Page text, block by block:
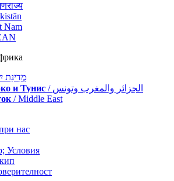
Nam
/
и Тунис
/ الجزائر والمغرب وتونس
/ Middle East
нас
Условия